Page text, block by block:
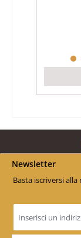
Newsletter
Basta iscriversi
e-
mail